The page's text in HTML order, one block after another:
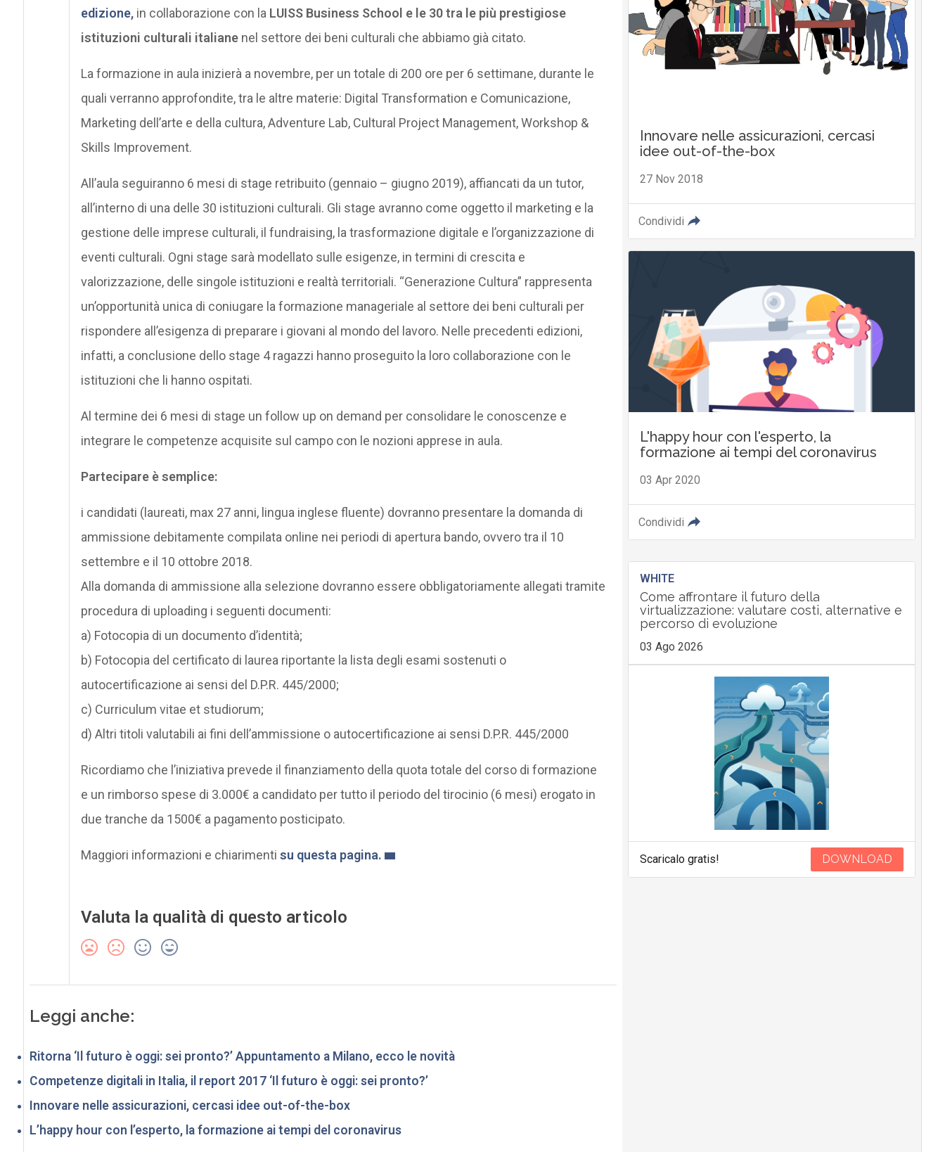
edizione, in collaborazione con la LUISS Business School e le 30 tra le più prestigiose
istituzioni culturali italianenel settore dei beni culturali che abbiamo già citato.
La formazione in aula inizierà a novembre, per un totale di 200 ore per 6 settimane, durante le
quali verranno approfondite, tra le altre materie: Digital Transformation e Comunicazione,
Marketing dell’arte e della cultura, Adventure Lab, Cultural Project Management, Workshop &
Skills Improvement.
All’aula seguiranno 6 mesi di stage retribuito (gennaio – giugno 2019), affiancati da un tutor,
all’interno di una delle 30 istituzioni culturali. Gli stage avranno come oggetto il marketing e la
gestione delle imprese culturali, il fundraising, la trasformazione digitale e l’organizzazione di
eventi culturali. Ogni stage sarà modellato sulle esigenze, in termini di crescita e
valorizzazione, delle singole istituzioni e realtà territoriali. “Generazione Cultura” rappresenta
un’opportunità unica di coniugare la formazione manageriale al settore dei beni culturali per
rispondere all’esigenza di preparare i giovani al mondo del lavoro. Nelle precedenti edizioni,
infatti, a conclusione dello stage 4 ragazzi hanno proseguito la loro collaborazione con le
istituzioni che li hanno ospitati.
Al termine dei 6 mesi di stage un follow up on demand per consolidare le conoscenze e
integrare le competenze acquisite sul campo con le nozioni apprese in aula.
Partecipare è semplice:
i candidati (laureati, max 27 anni, lingua inglese fluente) dovranno presentare la domanda di
ammissione debitamente compilata online nei periodi di apertura bando, ovvero tra il 10
settembre e il 10 ottobre 2018.
Alla domanda di ammissione alla selezione dovranno essere obbligatoriamente allegati tramite
procedura di uploading i seguenti documenti:
a) Fotocopia di un documento d’identità;
b) Fotocopia del certificato di laurea riportante la lista degli esami sostenuti o
autocertificazione ai sensi del D.P.R. 445/2000;
c) Curriculum vitae et studiorum;
d) Altri titoli valutabili ai fini dell’ammissione o autocertificazione ai sensi D.P.R. 445/2000
Ricordiamo che l’iniziativa prevede il finanziamento della quota totale del corso di formazione
e un rimborso spese di 3.000€ a candidato per tutto il periodo del tirocinio (6 mesi) erogato in
due tranche da 1500€ a pagamento posticipato.
Maggiori informazioni e chiarimenti su questa pagina.
Valuta la qualità di questo articolo
Leggi anche:
Ritorna ‘Il futuro è oggi: sei pronto?’ Appuntamento a Milano, ecco le novità
Competenze digitali in Italia, il report 2017 ‘Il futuro è oggi: sei pronto?’
Innovare nelle assicurazioni, cercasi idee out-of-the-box
L’happy hour con l’esperto, la formazione ai tempi del coronavirus
Innovare nelle assicurazioni, cercasi
idee out-of-the-box
27 Nov 2018
Condividi
L'happy hour con l'esperto, la
formazione ai tempi del coronavirus
03 Apr 2020
Condividi
WHITE
Come affrontare il futuro della
virtualizzazione: valutare costi, alternative e
percorso di evoluzione
03 Ago 2026
Scaricalo gratis! DOWNLOAD